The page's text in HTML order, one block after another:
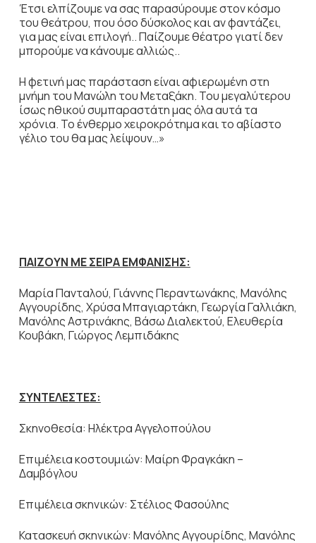
Έτσι ελπίζουμε να σας παρασύρουμε στον κόσμο
του θεάτρου, που όσο δύσκολος και αν φαντάζει,
για μας είναι επιλογή.. Παίζουμε θέατρο γιατί δεν
μπορούμε να κάνουμε αλλιώς..
Η φετινή μας παράσταση είναι αφιερωμένη στη
μνήμη του Μανώλη του Μεταξάκη. Του μεγαλύτερου
ίσως ηθικού συμπαραστάτη μας όλα αυτά τα
χρόνια. Το ένθερμο χειροκρότημα και το αβίαστο
γέλιο του θα μας λείψουν…»
ΠΑΙΖΟΥΝ ΜΕ ΣΕΙΡΑ ΕΜΦΑΝΙΣΗΣ:
Mαρία Πανταλού, Γιάννης Περαντωνάκης, Μανόλης
Αγγουρίδης, Χρύσα Μπαγιαρτάκη, Γεωργία Γαλλιάκη,
Μανόλης Αστρινάκης, Βάσω Διαλεκτού, Ελευθερία
Κουβάκη, Γιώργος Λεμπιδάκης
ΣΥΝΤΕΛΕΣΤΕΣ:
Σκηνοθεσία: Ηλέκτρα Αγγελοπούλου
Επιμέλεια κοστουμιών: Mαίρη Φραγκάκη –
Δαμβόγλου
Επιμέλεια σκηνικών: Στέλιος Φασούλης
Κατασκευή σκηνικών: Μανόλης Αγγουρίδης, Μανόλης